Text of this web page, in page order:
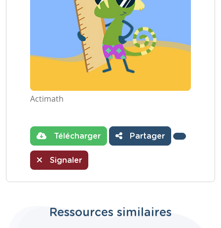
Actimath
Télécharger Partager
Signaler
Ressources similaires